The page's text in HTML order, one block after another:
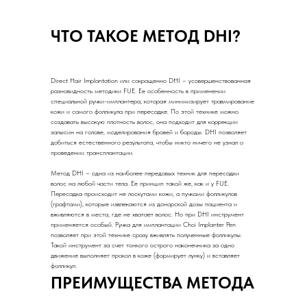
ЧТО ТАКОЕ МЕТОД DHI?
Direct Hair Implantation или сокращенно DHI – усовершенствованная
разновидность методики FUE. Ее особенность в применении
специальной ручки-имплантера, которая минимизирует травмирование
кожи и самого фолликула при пересадке. По этой технике можно
создавать высокую плотность волос, она подходит для коррекции
залысин на голове, моделирования бровей и бороды. DHI позволяет
добиться естественного результата, чтобы никто ничего не узнал о
проведении трансплантации.
Метод DHI – одна из наиболее передовых техник для пересадки
волос на любой части тела. Ее принцип такой же, как и у FUE.
Пересадка происходит не лоскутами кожи, а пучками фолликулов
(графтами), которые извлекаются из донорской дозы пациента и
вживляются в места, где не хватает волос. Но при DHI инструмент
применяется особый. Ручка для имплантации Choi Implanter Pen
позволяет при этой технике сразу вживлять полученные фолликулы.
Такой инструмент за счет тонкого острого наконечника за одно
движение выполняет прокол в коже (формирует лунку) и вставляет
фолликул.
ПРЕИМУЩЕСТВА МЕТОДА